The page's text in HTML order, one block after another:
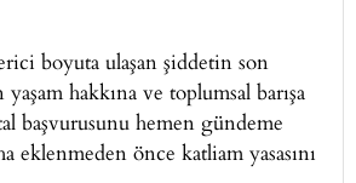
boyuta ulaşan şiddetin son
hakkına ve toplumsal barışa
başvurusunu hemen gündeme
eklenmeden önce katliam yasasını